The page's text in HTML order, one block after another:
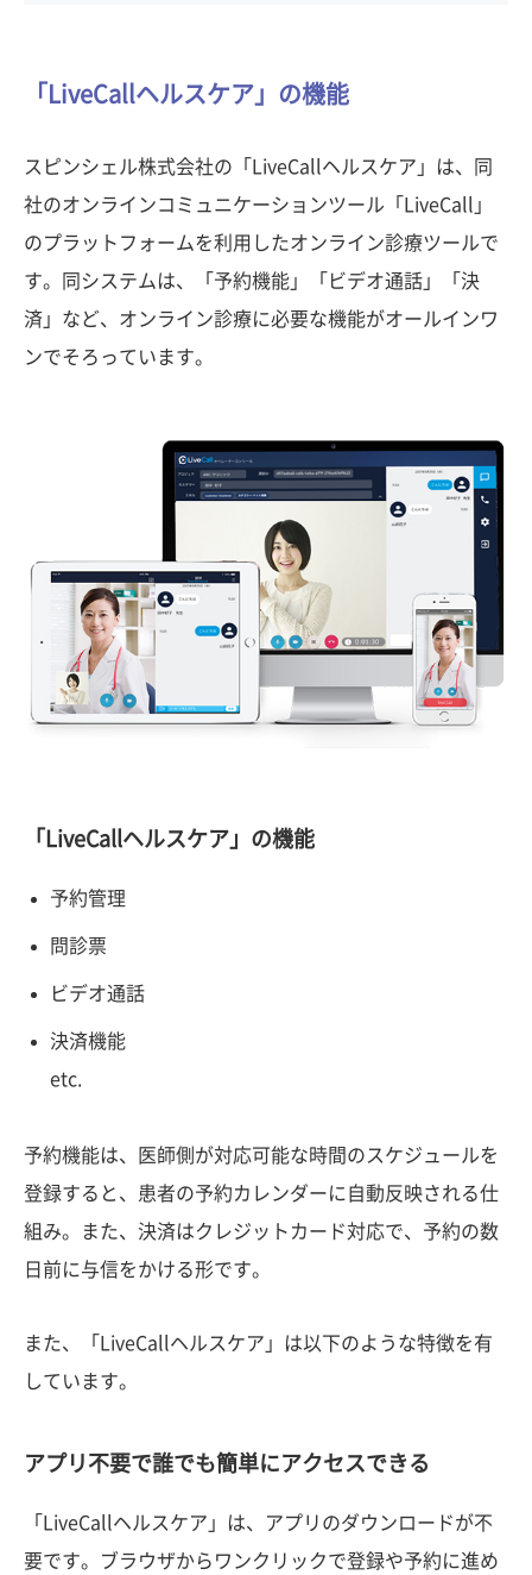
「LiveCallヘルスケア」の機能
スピンシェル株式会社の「LiveCallヘルスケア」は、同
社のオンラインコミュニケーションツール「LiveCall」
のプラットフォームを利用したオンライン診療ツールで
す。同システムは、「予約機能」「ビデオ通話」「決
済」など、オンライン診療に必要な機能がオールインワ
ンでそろっています。
「LiveCallヘルスケア」の機能
予約管理
問診票
ビデオ通話
決済機能
etc.
予約機能は、医師側が対応可能な時間のスケジュールを
登録すると、患者の予約カレンダーに自動反映される仕
組み。また、決済はクレジットカード対応で、予約の数
日前に与信をかける形です。
また、「LiveCallヘルスケア」は以下のような特徴を有
しています。
アプリ不要で誰でも簡単にアクセスできる
「LiveCallヘルスケア」は、アプリのダウンロードが不
要です。ブラウザからワンクリックで登録や予約に進め